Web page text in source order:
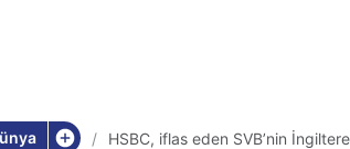
HSBC, iflas eden SVB’nin